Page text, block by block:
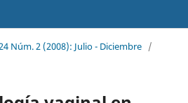
Núm. 2 (2008): Julio - Diciembre /